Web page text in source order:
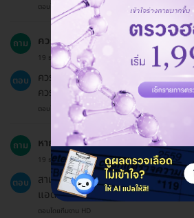
ตอบโดยทีมงาน HD
ถาม ควรหลีกเลี่ยงอะไรหลังจากทำการใส่
19 ธ.ค. 2024
ตอบ
ควรหลีกเลี่ยงการออกกำลังกายหนัก
ควรกินอาหารที่ย่อยง่ายในช่วงแรก.
ตอบโดยทีมงาน HD
ถาม หากต้องการใช้บริการสำหรับคนอื่น ต้
19 ธ.ค. 2024
ตอบ
สามารถจองแพ็กเกจให้คนอื่นได้ โดยแ
แอดมินทราบ.
ตอบโดยทีมงาน HD